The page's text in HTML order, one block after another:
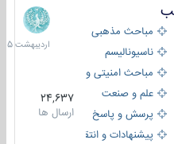
مباحث مذهبی
ناسیونالیسم
مباحث امنیتی و اطلاعاتی
علم و صنعت
پرسش و پاسخ
پیشنهادات و انتقادات
24,637
ارسال ها
8
1405